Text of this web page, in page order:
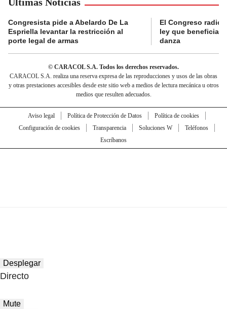
Congresista pide a Abelardo De La
Espriella levantar la restricción al
porte legal de armas
El Congreso
ley que beneficia
danza
© CARACOL S.A. Todos los derechos reservados.
CARACOL S.A. realiza una reserva expresa de las reproducciones y usos de las obras
y otras prestaciones accesibles desde este sitio web a medios de lectura mecánica u otros
medios que resulten adecuados.
Aviso legal Política de Protección de Datos
Política de cookies
Configuración de cookies
Transparencia Soluciones W
Teléfonos
Escríbanos
Desplegar
Directo
Mute